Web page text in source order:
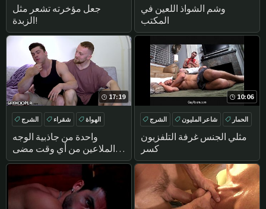
جعل مؤخرته تشعر مثل
الزبدة!
تدليك
وشم الشواذ اللعين في
المكتب
اللسان
17:19
واحدة من جاذبية الوجه
الملاعين من أي وقت مضى
بين كولين و برايس
الشرج شقراء
الهواة
DEEPTHROAT
10:06
مثلي الجنس غرفة التلفزيون
كسر
الشرج شاعر المليون
الحمار
اللسان